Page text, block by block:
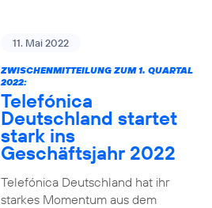
11. Mai 2022
ZWISCHENMITTEILUNG ZUM 1. QUARTAL
2022:
Telefónica
Deutschland startet
stark ins
Geschäftsjahr 2022
Telefónica Deutschland hat ihr
starkes Momentum aus dem